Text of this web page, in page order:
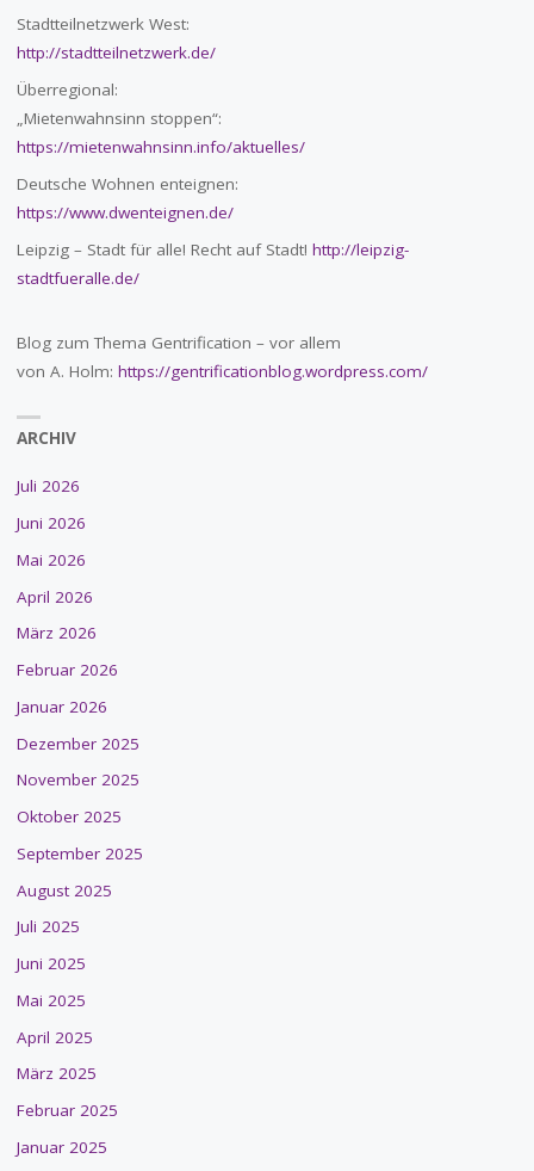
Stadtteilnetzwerk West:
http://stadtteilnetzwerk.de/
Überregional:
„Mietenwahnsinn stoppen“:
https://mietenwahnsinn.info/aktuelles/
Deutsche Wohnen enteignen:
https://www.dwenteignen.de/
Leipzig – Stadt für alle! Recht auf Stadt! http://leipzig-
stadtfueralle.de/
Blog zum Thema Gentrification – vor allem
von A. Holm: https://gentrificationblog.wordpress.com/
ARCHIV
Juli 2026
Juni 2026
Mai 2026
April 2026
März 2026
Februar 2026
Januar 2026
Dezember 2025
November 2025
Oktober 2025
September 2025
August 2025
Juli 2025
Juni 2025
Mai 2025
April 2025
März 2025
Februar 2025
Januar 2025